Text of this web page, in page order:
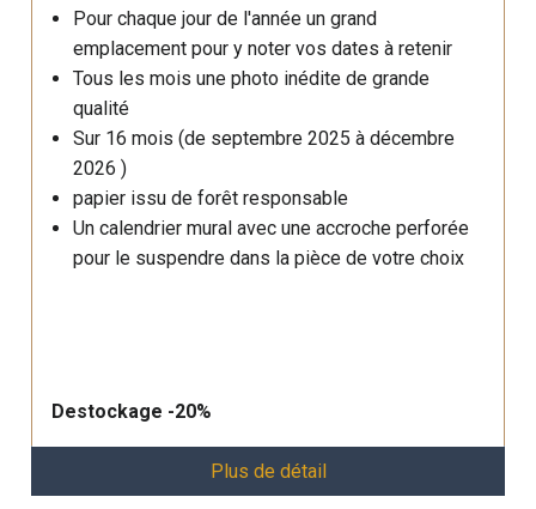
Pour chaque jour de l'année un grand
emplacement pour y noter vos dates à retenir
Tous les mois une photo inédite de grande
qualité
Sur 16 mois (de septembre 2025 à décembre
2026 )
papier issu de forêt responsable
Un calendrier mural avec une accroche perforée
pour le suspendre dans la pièce de votre choix
Destockage -20%
Plus de détail